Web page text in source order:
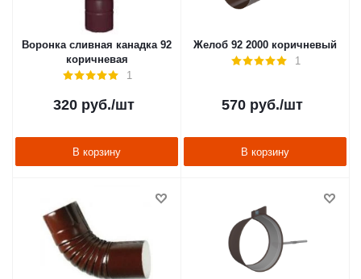
Воронка сливная канадка 92
коричневая
1
320 руб./шт
В корзину
Желоб 92 2000 коричневый
1
570 руб./шт
В корзину